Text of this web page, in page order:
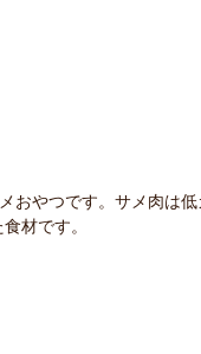
おやつです。サメ肉は
材です。